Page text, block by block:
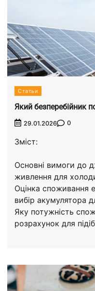
Статьи
Який безперебійник
29.01.2026 0
Зміст:
Основні вимоги до
живлення для
Оцінка споживання
вибір акумулятора
Яку потужність
розрахунок для